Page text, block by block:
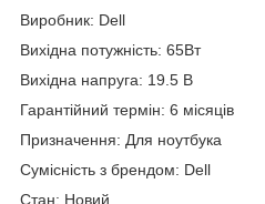
Виробник: Dell
Вихідна потужність: 65Вт
Вихідна напруга: 19.5 В
Гарантійний термін: 6 місяців
Призначення: Для ноутбука
Сумісність з брендом: Dell
Стан: Новий